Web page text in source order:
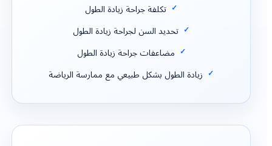
تكلفة جراحة زيادة الطول
تحديد السن لجراحة زيادة الطول
مضاعفات جراحة زيادة الطول
زيادة الطول بشكل طبيعي مع ممارسة الرياضة